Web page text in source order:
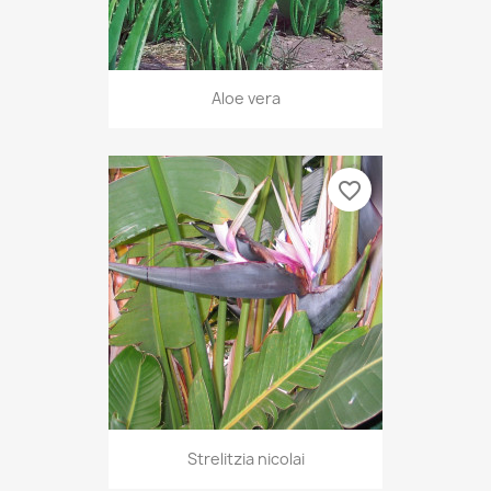
Aloe vera
Strelitzia nicolai
favorite_border